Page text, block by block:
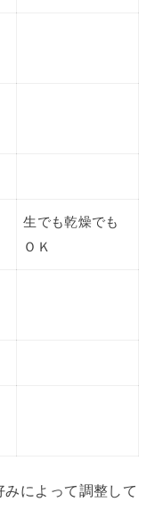
生でも乾燥でも
ＯＫ
によって調整して